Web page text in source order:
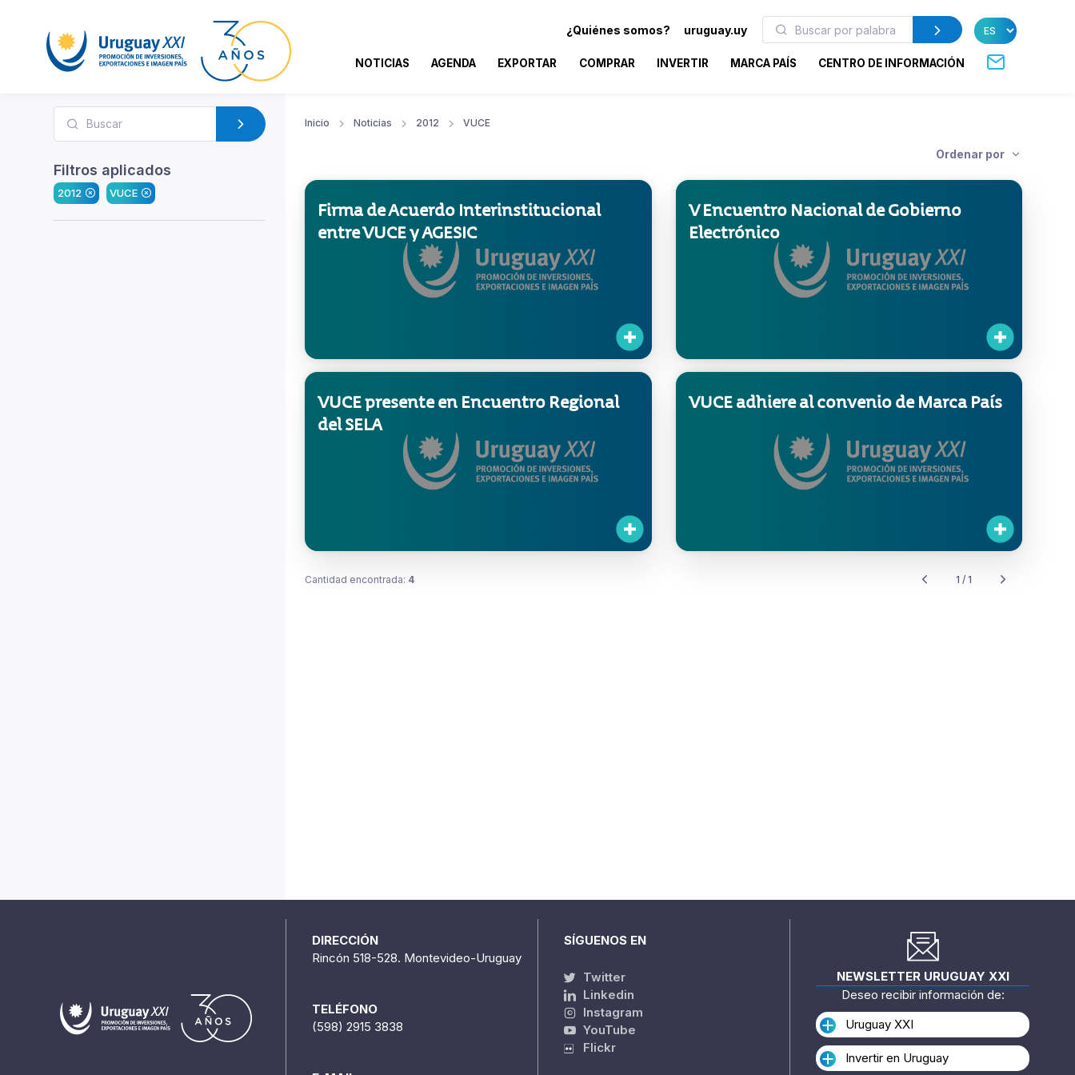
¿Quiénes somos? uruguay.uy
NOTICIAS AGENDA EXPORTAR COMPRAR INVERTIR MARCA PAÍS CENTRO DE INFORMACIÓN
Filtros aplicados
2012 VUCE
Inicio Noticias 2012 VUCE
Ordenar por
Firma de Acuerdo Interinstitucional
entre VUCE y AGESIC
V Encuentro Nacional de Gobierno
Electrónico
VUCE presente en Encuentro Regional
del SELA
VUCE adhiere al convenio de Marca País
Cantidad encontrada: 4 1 / 1
DIRECCIÓN
Rincón 518-528. Montevideo-Uruguay
TELÉFONO
(598) 2915 3838
SÍGUENOS EN
Twitter
Linkedin
Instagram
YouTube
Flickr
NEWSLETTER URUGUAY XXI
Deseo recibir información de:
Uruguay XXI
Invertir en Uruguay